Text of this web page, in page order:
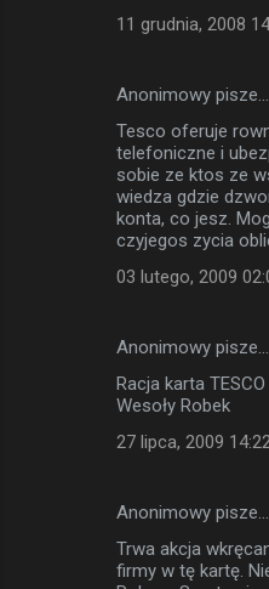
11 grudnia, 2008
Anonimowy pisze…
Tesco oferuje
telefoniczne i
sobie ze ktos ze
wiedza gdzie
konta, co jesz.
czyjegos zycia
03 lutego, 2009
Anonimowy pisze…
Racja karta
Wesoły Robek
27 lipca, 2009 14:22
Anonimowy pisze…
Trwa akcja
firmy w tę kartę.